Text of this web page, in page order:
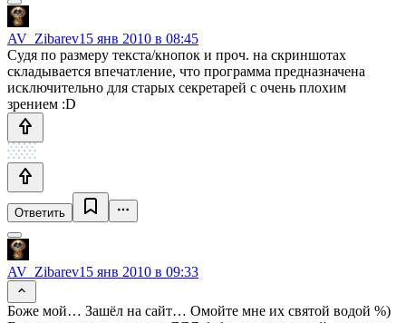
AV_Zibarev15 янв 2010 в 08:45
Судя по размеру текста/кнопок и проч. на скриншотах
складывается впечатление, что программа предназначена
исключительно для старых секретарей с очень плохим
зрением :D
Ответить
AV_Zibarev15 янв 2010 в 09:33
Боже мой… Зашёл на сайт… Омойте мне их святой водой %)